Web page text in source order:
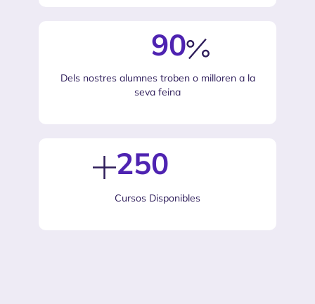
90
Dels nostres alumnes troben o milloren a la
seva feina
250
Cursos Disponibles